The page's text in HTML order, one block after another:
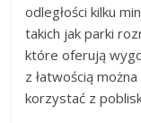
odległości kilku
takich jak parki
które oferują
z łatwością
korzystać z